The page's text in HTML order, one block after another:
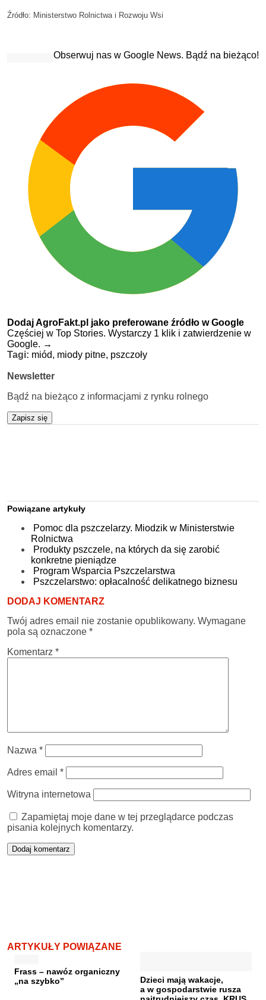
Źródło: Ministerstwo Rolnictwa i Rozwoju Wsi
Obserwuj nas w Google News. Bądź na bieżąco!
Dodaj AgroFakt.pl jako preferowane źródło w Google
Częściej w Top Stories. Wystarczy 1 klik i zatwierdzenie w
Google. →
Tagi: miód, miody pitne, pszczoły
Newsletter
Bądź na bieżąco z informacjami z rynku rolnego
Zapisz się
Powiązane artykuły
Pomoc dla pszczelarzy. Miodzik w Ministerstwie
Rolnictwa
Produkty pszczele, na których da się zarobić
konkretne pieniądze
Program Wsparcia Pszczelarstwa
Pszczelarstwo: opłacalność delikatnego biznesu
DODAJ KOMENTARZ
Twój adres email nie zostanie opublikowany. Wymagane
pola są oznaczone *
Komentarz *
Nazwa *
Adres email *
Witryna internetowa
Zapamiętaj moje dane w tej przeglądarce podczas
pisania kolejnych komentarzy.
ARTYKUŁY POWIĄZANE
Frass – nawóz organiczny
„na szybko”
Dzieci mają wakacje,
a w gospodarstwie rusza